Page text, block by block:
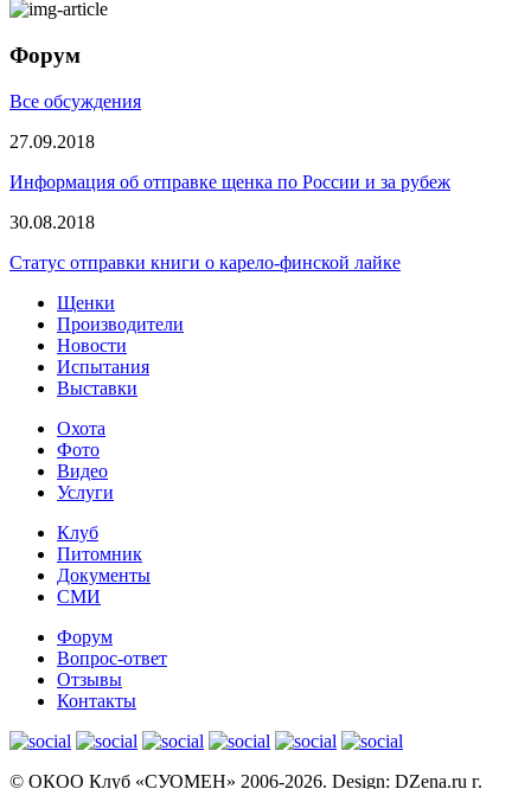
Форум
Все обсуждения
27.09.2018
Информация об отправке щенка по России и за рубеж
30.08.2018
Статус отправки книги о карело-финской лайке
Щенки
Производители
Новости
Испытания
Выставки
Охота
Фото
Видео
Услуги
Клуб
Питомник
Документы
СМИ
Форум
Вопрос-ответ
Отзывы
Контакты
© OКОО Клуб «СУОМЕН» 2006-2026. Design: DZena.ru г.